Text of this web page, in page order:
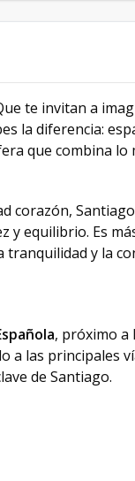
te invitan a
la diferencia:
que combina
corazón,
y equilibrio. Es
tranquilidad y la
, próximo a
las principales
de Santiago.